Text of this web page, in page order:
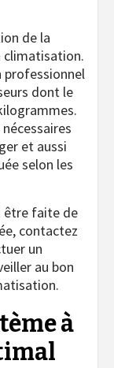
de la
climatisation.
professionnel
dont le
et aussi
selon les
être faite de
contactez
un
au bon
à